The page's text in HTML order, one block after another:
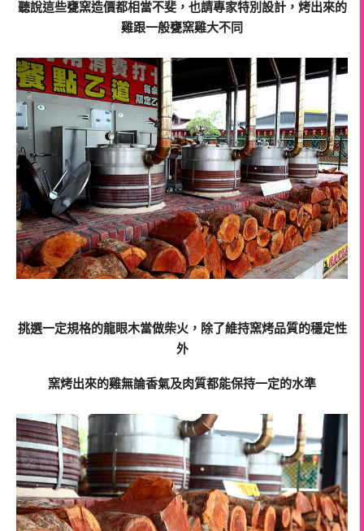
聽說這些甕窯造價都相當不斐，也請專家特別設計，烤出來的
雞跟一般甕窯雞大不同
挑選一定規格的龍眼木當做柴火，除了維持窯烤品質的穩定性
外
窯烤出來的雞無論香氣及肉質都能保持一定的水準